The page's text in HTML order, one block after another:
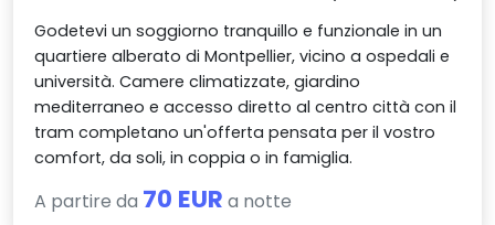
Godetevi un soggiorno tranquillo e funzionale in un
quartiere alberato di Montpellier, vicino a ospedali e
università. Camere climatizzate, giardino
mediterraneo e accesso diretto al centro città con il
tram completano un'offerta pensata per il vostro
comfort, da soli, in coppia o in famiglia.
A partire da 70 EUR a notte